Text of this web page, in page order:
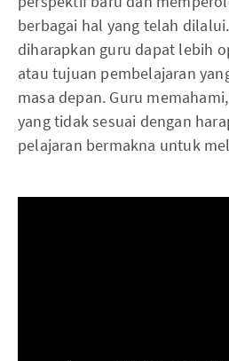
berbagai hal yang telah
diharapkan guru dapat lebih
atau tujuan pembelajaran
masa depan. Guru
yang tidak sesuai dengan
pelajaran bermakna untuk